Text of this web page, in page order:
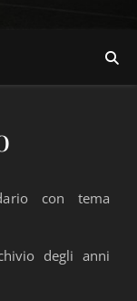
con tema
degli anni